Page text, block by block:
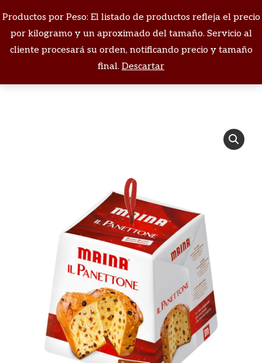
Productos por Peso: El listado de productos refleja el precio
por kilogramo y un aproximado del tamaño. Servicio al
cliente procesará su orden, notificando precio y tamaño
final. Descartar
Buscar:
Estás aquí: